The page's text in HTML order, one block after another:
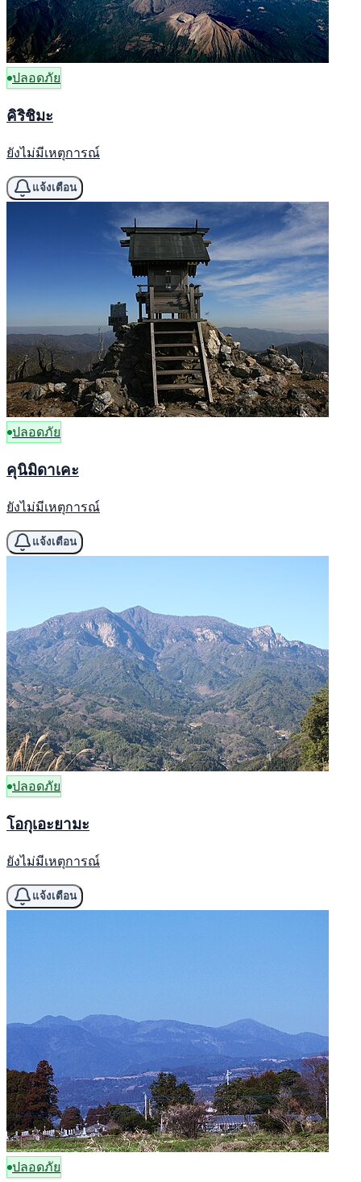
ปลอดภัย
คิริชิมะ
ยังไม่มีเหตุการณ์
แจ้งเตือน
ปลอดภัย
คุนิมิดาเคะ
ยังไม่มีเหตุการณ์
แจ้งเตือน
ปลอดภัย
โอกุเอะยามะ
ยังไม่มีเหตุการณ์
แจ้งเตือน
ปลอดภัย